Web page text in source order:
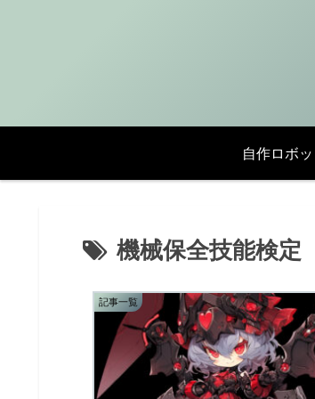
自作ロボッ
機械保全技能検定
記事一覧